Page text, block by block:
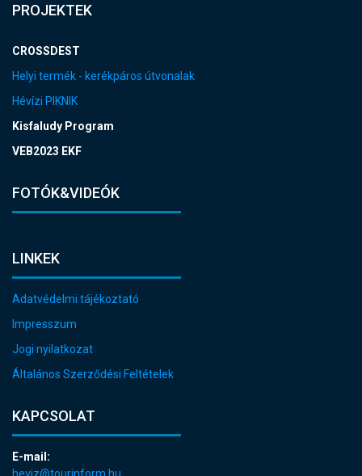
PROJEKTEK
CROSSDEST
Helyi termék - kerékpáros útvonalak
Hévízi PIKNIK
Kisfaludy Program
VEB2023 EKF
FOTÓK&VIDEÓK
LINKEK
Adatvédelmi tájékoztató
Impresszum
Jogi nyilatkozat
Általános Szerződési Feltételek
KAPCSOLAT
E-mail: